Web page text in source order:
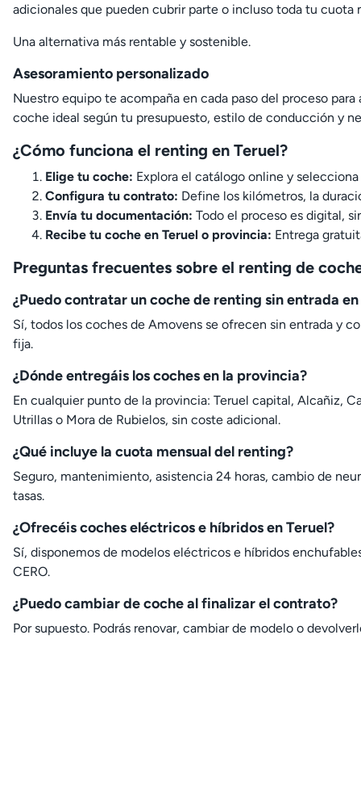
adicionales que pueden cubrir parte o incluso toda tu cuota
Una alternativa más rentable y sostenible.
Asesoramiento personalizado
Nuestro equipo te acompaña en cada paso del proceso para
coche ideal según tu presupuesto, estilo de conducción y
¿Cómo funciona el renting en Teruel?
Elige tu coche: Explora el catálogo online y
Configura tu contrato: Define los kilómetros, la
Envía tu documentación: Todo el proceso es digital,
Recibe tu coche en Teruel o provincia: Entrega
Preguntas frecuentes sobre el renting de
¿Puedo contratar un coche de renting sin entrada en
Sí, todos los coches de Amovens se ofrecen sin entrada y
fija.
¿Dónde entregáis los coches en la provincia?
En cualquier punto de la provincia: Teruel capital, Alcañiz,
Utrillas o Mora de Rubielos, sin coste adicional.
¿Qué incluye la cuota mensual del renting?
Seguro, mantenimiento, asistencia 24 horas, cambio de
tasas.
¿Ofrecéis coches eléctricos e híbridos en Teruel?
Sí, disponemos de modelos eléctricos e híbridos
CERO.
¿Puedo cambiar de coche al finalizar el contrato?
Por supuesto. Podrás renovar, cambiar de modelo o